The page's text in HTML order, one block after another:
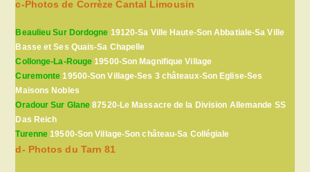
c-Photos de Corrèze Cantal Limousin
Beaulieu Sur Dordogne 19120-Sa Ville Haute-Son Abbatiale-Sa Ville
Basse et Ses Quais-Sa Chapelle
Collonge-La-Rouge 19500-Son Magnifique Village
Curemonte 19500-Son Village-Ses 3 châteaux-Son Eglise-Ses
Maisons Nobles
Oradour Sur Glane 87520-Le Massacre de la Division Allemande SS
Das Reich
Turenne 19500-Son Village-Son château-Sa Collégiale
d- Photos du Tarn 81